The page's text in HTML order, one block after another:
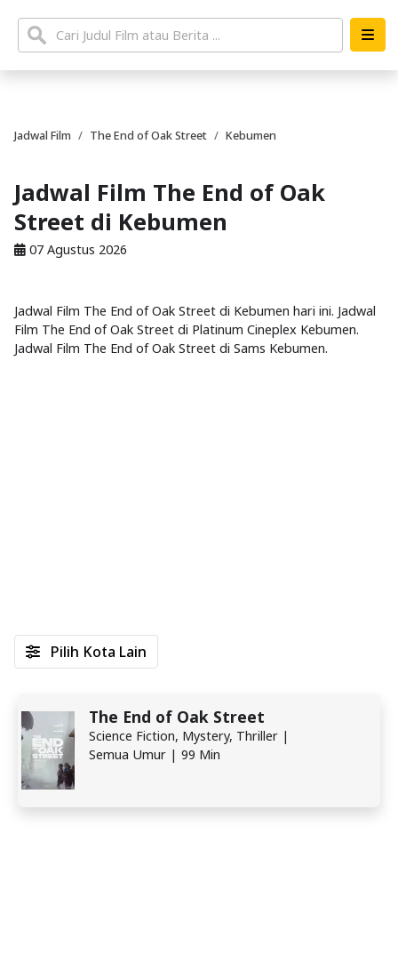
Jadwal Film The End of Oak Street Kebumen
Jadwal Film The End of Oak
Street di Kebumen
07 Agustus 2026
Jadwal Film The End of Oak Street di Kebumen hari ini. Jadwal
Film The End of Oak Street di Platinum Cineplex Kebumen.
Jadwal Film The End of Oak Street di Sams Kebumen.
The End of Oak Street
Science Fiction, Mystery, Thriller |
Semua Umur | 99 Min
Pilih Kota Lain